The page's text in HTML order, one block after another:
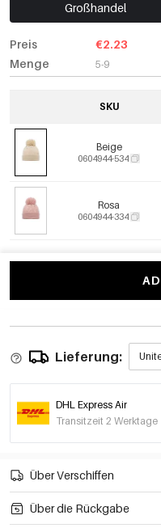
Großhandel
Preis
Menge
€2.23
5-9
SKU
Beige
0604944-534
Rosa
0604944-334
Lieferung:
DHL Express Air
Transitzeit 2 Werktage
Über Verschiffen
Über die Rückgabe